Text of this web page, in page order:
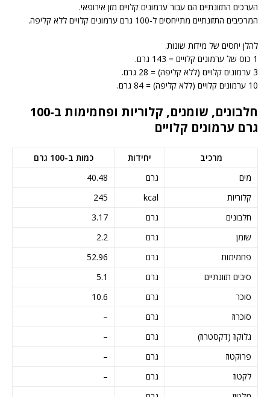
הערכים התזונתיים הם עבור ערמונים קלויים מזן אירופאי.
המרכיבים התזונתיים מתייחסים ל-100 גרם ערמונים קלויים ללא קליפה.
להלן יחסים של מידות שונות.
1 כוס של ערמונים קלויים = 143 גרם.
3 ערמונים קלויים (ללא קליפה) = 28 גרם.
10 ערמונים קלויים (ללא קליפה) = 84 גרם.
חלבונים, שומנים, קלוריות ופחמימות ב-100
גרם ערמונים קלויים
מרכיב יחידות
כמות ב-100 גרם
מים
גרם
40.48
קלוריות
kcal
245
חלבונים
גרם
3.17
שומן
גרם
2.2
פחמימות
גרם
52.96
סיבים תזונתיים
גרם
5.1
סוכר
גרם
10.6
סוכרוז
גרם
–
גלוקוז (דקסטרוז)
גרם
–
פרוקטוז
גרם
–
לקטוז
גרם
–